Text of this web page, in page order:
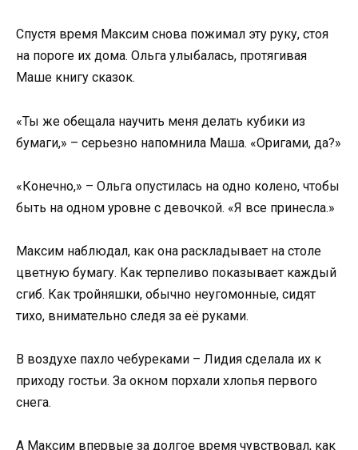
Спустя время Максим снова пожимал эту руку, стоя
на пороге их дома. Ольга улыбалась, протягивая
Маше книгу сказок.
«Ты же обещала научить меня делать кубики из
бумаги,» – серьезно напомнила Маша. «Оригами, да?»
«Конечно,» – Ольга опустилась на одно колено, чтобы
быть на одном уровне с девочкой. «Я все принесла.»
Максим наблюдал, как она раскладывает на столе
цветную бумагу. Как терпеливо показывает каждый
сгиб. Как тройняшки, обычно неугомонные, сидят
тихо, внимательно следя за её руками.
В воздухе пахло чебуреками – Лидия сделала их к
приходу гостьи. За окном порхали хлопья первого
снега.
А Максим впервые за долгое время чувствовал, как